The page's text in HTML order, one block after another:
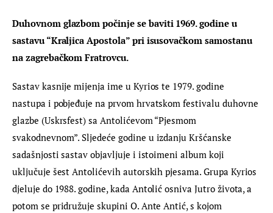
Duhovnom glazbom počinje se baviti 1969. godine u
sastavu “Kraljica Apostola” pri isusovačkom samostanu
na zagrebačkom Fratrovcu.
Sastav kasnije mijenja ime u Kyrios te 1979. godine
nastupa i pobjeđuje na prvom hrvatskom festivalu duhovne
glazbe (Uskrsfest) sa Antolićevom “Pjesmom
svakodnevnom”. Sljedeće godine u izdanju Kršćanske
sadašnjosti sastav objavljuje i istoimeni album koji
uključuje šest Antolićevih autorskih pjesama. Grupa Kyrios
djeluje do 1988. godine, kada Antolić osniva Jutro života, a
potom se pridružuje skupini O. Ante Antić, s kojom